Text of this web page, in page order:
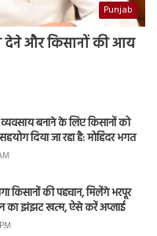
Punjab
देने और किसानों की आय
बनाने के लिए किसानों को
दिया जा रहा है: मोहिंदर भगत
किसानों की पहचान, मिलेंगे भरपूर
का झंझट खत्म, ऐसे करें अप्लाई